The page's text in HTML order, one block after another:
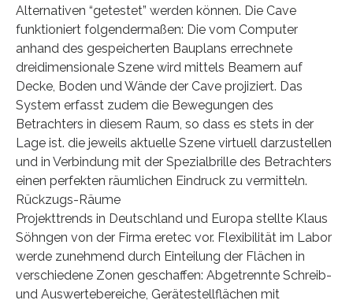
Alternativen “getestet” werden können. Die Cave
funktioniert folgendermaßen: Die vom Computer
anhand des gespeicherten Bauplans errechnete
dreidimensionale Szene wird mittels Beamern auf
Decke, Boden und Wände der Cave projiziert. Das
System erfasst zudem die Bewegungen des
Betrachters in diesem Raum, so dass es stets in der
Lage ist. die jeweils aktuelle Szene virtuell darzustellen
und in Verbindung mit der Spezialbrille des Betrachters
einen perfekten räumlichen Eindruck zu vermitteln.
Rückzugs-Räume
Projekttrends in Deutschland und Europa stellte Klaus
Söhngen von der Firma eretec vor. Flexibilität im Labor
werde zunehmend durch Einteilung der Flächen in
verschiedene Zonen geschaffen: Abgetrennte Schreib-
und Auswertebereiche, Gerätestellflächen mit